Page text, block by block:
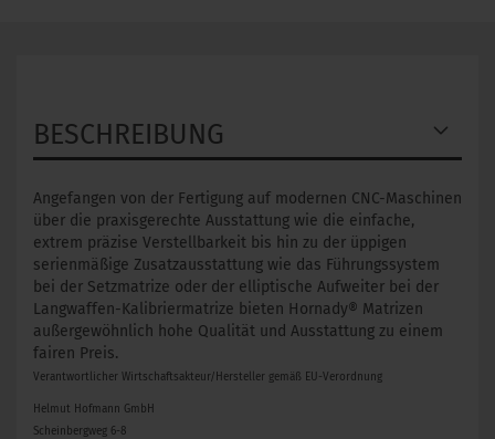
BESCHREIBUNG
Angefangen von der Fertigung auf modernen CNC-Maschinen
über die praxisgerechte Ausstattung wie die einfache,
extrem präzise Verstellbarkeit bis hin zu der üppigen
serienmäßige Zusatzausstattung wie das Führungssystem
bei der Setzmatrize oder der elliptische Aufweiter bei der
Langwaffen-Kalibriermatrize bieten Hornady® Matrizen
außergewöhnlich hohe Qualität und Ausstattung zu einem
fairen Preis.
Verantwortlicher Wirtschaftsakteur/Hersteller gemäß EU-Verordnung
Helmut Hofmann GmbH
Scheinbergweg 6-8